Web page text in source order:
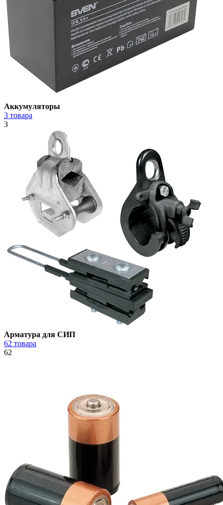
Аккумуляторы
3 товара
3
Арматура для СИП
62 товара
62